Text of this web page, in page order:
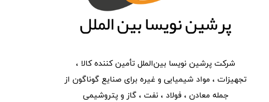
شرکت پرشین نویسا بین‌الملل تأمین کننده کالا ،
تجهیزات ، مواد شیمیایی و غیره برای صنایع گوناگون از
جمله معادن ، فولاد ، نفت ، گاز و پتروشیمی